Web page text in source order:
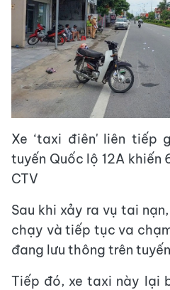
Xe ‘taxi điên' liên tiếp
tuyến Quốc lộ 12A khiến
CTV
Sau khi xảy ra vụ tai
chạy và tiếp tục va
đang lưu thông trên
Tiếp đó, xe taxi này lại